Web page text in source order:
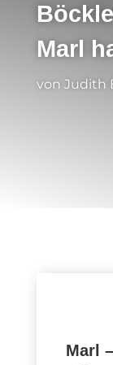
Marl
von Judith
Marl